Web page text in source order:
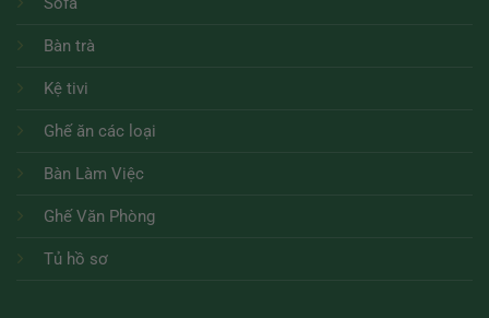
Bàn trà
Kệ tivi
Ghế ăn các loại
Bàn Làm Việc
Ghế Văn Phòng
Tủ hồ sơ